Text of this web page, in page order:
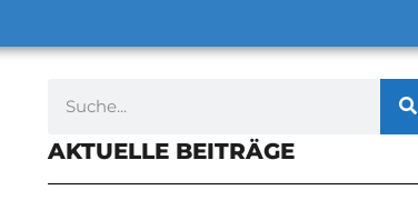
AKTUELLE BEITRÄGE